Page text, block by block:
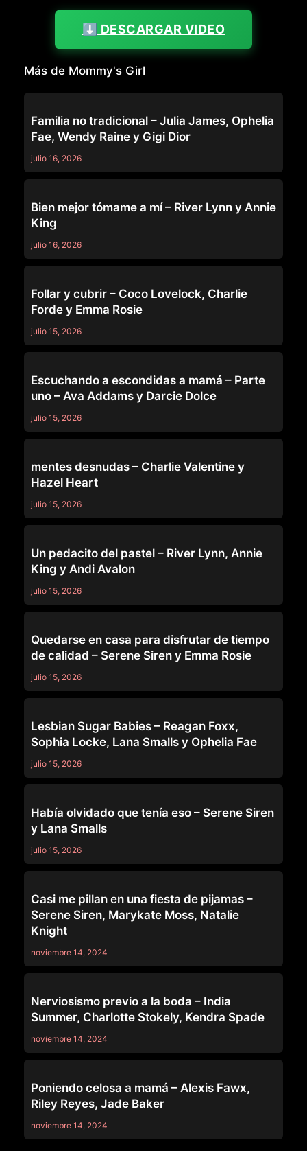
⬇️ DESCARGAR VIDEO
Más de Mommy's Girl
Familia no tradicional – Julia James, Ophelia
Fae, Wendy Raine y Gigi Dior
julio 16, 2026
Bien mejor tómame a mí – River Lynn y Annie
King
julio 16, 2026
Follar y cubrir – Coco Lovelock, Charlie
Forde y Emma Rosie
julio 15, 2026
Escuchando a escondidas a mamá – Parte
uno – Ava Addams y Darcie Dolce
julio 15, 2026
mentes desnudas – Charlie Valentine y
Hazel Heart
julio 15, 2026
Un pedacito del pastel – River Lynn, Annie
King y Andi Avalon
julio 15, 2026
Quedarse en casa para disfrutar de tiempo
de calidad – Serene Siren y Emma Rosie
julio 15, 2026
Lesbian Sugar Babies – Reagan Foxx,
Sophia Locke, Lana Smalls y Ophelia Fae
julio 15, 2026
Había olvidado que tenía eso – Serene Siren
y Lana Smalls
julio 15, 2026
Casi me pillan en una fiesta de pijamas –
Serene Siren, Marykate Moss, Natalie
Knight
noviembre 14, 2024
Nerviosismo previo a la boda – India
Summer, Charlotte Stokely, Kendra Spade
noviembre 14, 2024
Poniendo celosa a mamá – Alexis Fawx,
Riley Reyes, Jade Baker
noviembre 14, 2024